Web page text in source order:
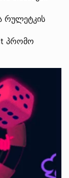
რულეტკის
პრომო